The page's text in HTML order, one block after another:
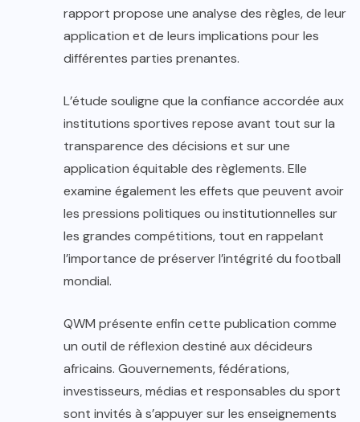
rapport propose une analyse des règles, de leur
application et de leurs implications pour les
différentes parties prenantes.
L’étude souligne que la confiance accordée aux
institutions sportives repose avant tout sur la
transparence des décisions et sur une
application équitable des règlements. Elle
examine également les effets que peuvent avoir
les pressions politiques ou institutionnelles sur
les grandes compétitions, tout en rappelant
l’importance de préserver l’intégrité du football
mondial.
QWM présente enfin cette publication comme
un outil de réflexion destiné aux décideurs
africains. Gouvernements, fédérations,
investisseurs, médias et responsables du sport
sont invités à s’appuyer sur les enseignements